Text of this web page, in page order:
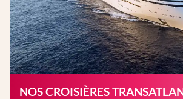
NOS CROISIÈRES